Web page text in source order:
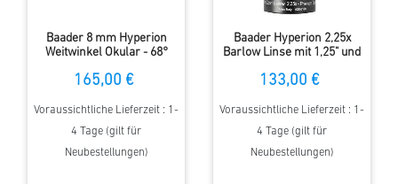
Baader 8 mm Hyperion
Weitwinkel Okular - 68°
165,00 €
Voraussichtliche Lieferzeit : 1-
4 Tage (gilt für
Neubestellungen)
Baader Hyperion 2,25x
Barlow Linse mit 1,25" und
133,00 €
Voraussichtliche Lieferzeit : 1-
4 Tage (gilt für
Neubestellungen)